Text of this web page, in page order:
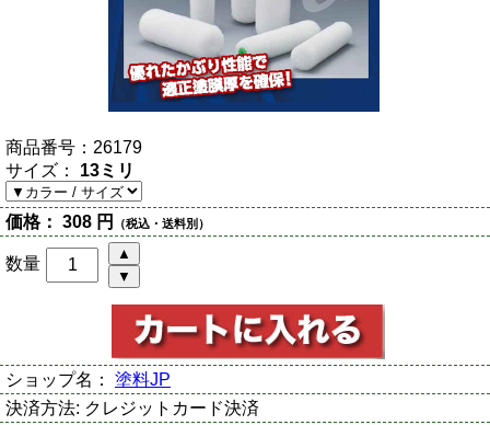
商品番号： 26179
サイズ： 13ミリ
価格： 308 円 （税込・送料別）
数量
ショップ名： 塗料JP
決済方法: クレジットカード決済